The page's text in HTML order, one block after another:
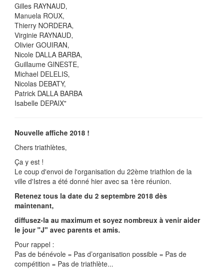
Gilles RAYNAUD,
Manuela ROUX,
Thierry NORDERA,
Virginie RAYNAUD,
Olivier GOUIRAN,
Nicole DALLA BARBA,
Guillaume GINESTE,
Michael DELELIS,
Nicolas DEBATY,
Patrick DALLA BARBA
Isabelle DEPAIX"
Nouvelle affiche 2018 !
Chers triathlètes,
Ça y est !
Le coup d'envoi de l'organisation du 22ème triathlon de la
ville d'Istres a été donné hier avec sa 1ère réunion.
Retenez tous la date du 2 septembre 2018 dès
maintenant,
diffusez-la au maximum et soyez nombreux à venir aider
le jour "J" avec parents et amis.
Pour rappel :
Pas de bénévole = Pas d’organisation possible = Pas de
compétition = Pas de triathlète...